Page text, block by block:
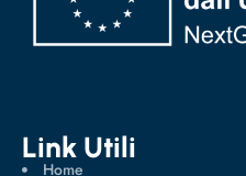
Link Utili
Home